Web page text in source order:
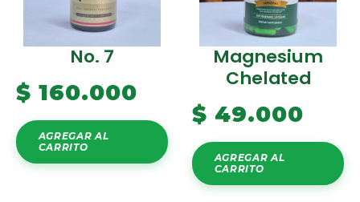
No. 7
$ 160.000
AGREGAR AL
CARRITO
Magnesium
Chelated
$ 49.000
AGREGAR AL
CARRITO